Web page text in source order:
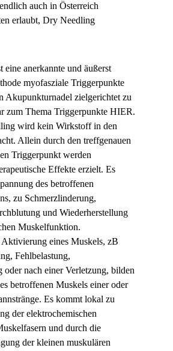
auch in Österreich
erlaubt, Dry Needling
anerkannte und äußerst
myofasziale Triggerpunkte
Akupunkturnadel zielgerichtet zu
zum Thema Triggerpunkte HIER.
wird kein Wirkstoff in den
Allein durch den treffgenauen
Triggerpunkt werden
Effekte erzielt. Es
des betroffenen
zu Schmerzlinderung,
und Wiederherstellung
Muskelfunktion.
eines Muskels, zB
Fehlbelastung,
oder nach einer Verletzung, bilden
betroffenen Muskels einer oder
Es kommt lokal zu
der elektrochemischen
und durch die
der kleinen muskulären
BUTTON